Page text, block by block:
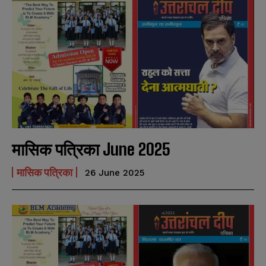
मासिक पत्रिका June 2025
मासिक पत्रिका 26 June 2025